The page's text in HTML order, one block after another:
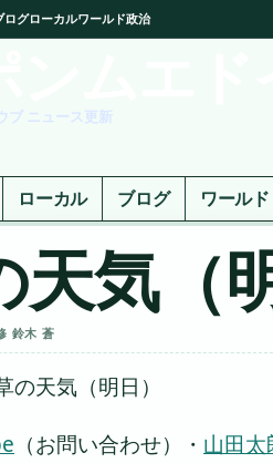
ログローカルワールド政治
ブ ニュース更新
ローカル ブログ ワールド
気（
鈴木 蒼
の天気（明日）
（お問い合わせ） ・ 山田太